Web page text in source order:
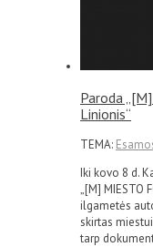
Paroda
Linionis“
TEMA:
Iki kovo 8 d.
„[M] MIESTO
ilgametės
skirtas
tarp